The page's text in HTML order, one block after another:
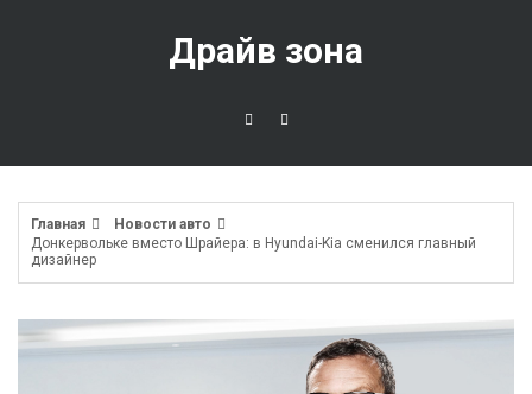
Драйв зона
Главная
Новости авто
Донкервольке вместо Шрайера: в Hyundai-Kia сменился главный
дизайнер